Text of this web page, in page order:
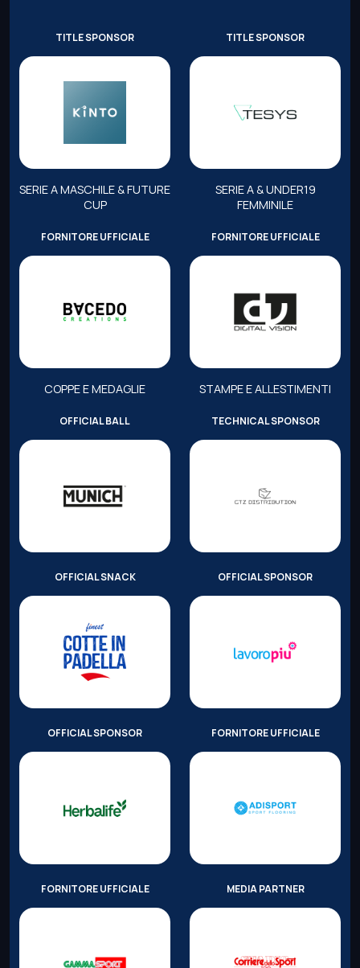
TITLE SPONSOR
SERIE A MASCHILE & FUTURE
CUP
TITLE SPONSOR
SERIE A & UNDER19
FEMMINILE
FORNITORE UFFICIALE
COPPE E MEDAGLIE
FORNITORE UFFICIALE
STAMPE E ALLESTIMENTI
OFFICIAL BALL TECHNICAL SPONSOR
OFFICIAL SNACK OFFICIAL SPONSOR
OFFICIAL SPONSOR FORNITORE UFFICIALE
FORNITORE UFFICIALE MEDIA PARTNER